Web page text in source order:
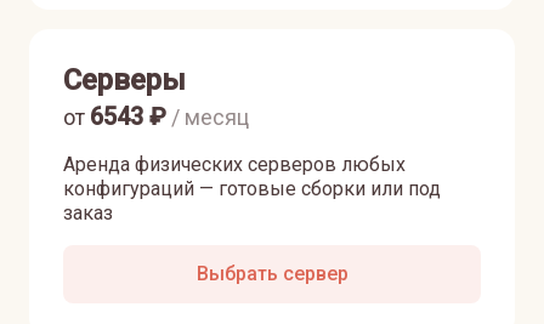
Серверы
Аренда физических серверов любых
конфигураций — готовые сборки или под
заказ
от 6543 ₽ / месяц
Выбрать сервер